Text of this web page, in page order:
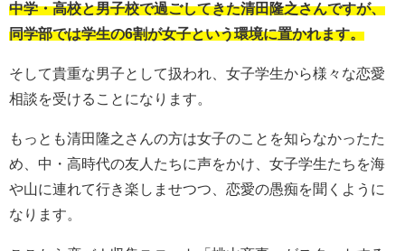
中学・高校と男子校で過ごしてきた清田隆之さんですが、
同学部では学生の6割が女子という環境に置かれます。
そして貴重な男子として扱われ、女子学生から様々な恋愛
相談を受けることになります。
もっとも清田隆之さんの方は女子のことを知らなかったた
め、中・高時代の友人たちに声をかけ、女子学生たちを海
や山に連れて行き楽しませつつ、恋愛の愚痴を聞くように
なります。